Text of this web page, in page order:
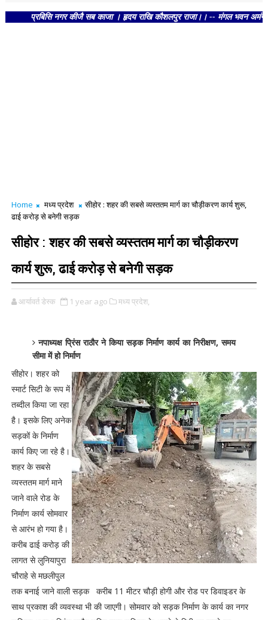
प्रबिसि नगर कीजै सब काजा । हृदय राखि कौशलपुर राजा।। -- मंगल भवन अमंगल
Home मध्य प्रदेश
सीहोर : शहर की सबसे व्यस्ततम मार्ग का चौड़ीकरण कार्य शुरू,
ढाई करोड़ से बनेगी सड़क
सीहोर : शहर की सबसे व्यस्ततम मार्ग का चौड़ीकरण
कार्य शुरू, ढाई करोड़ से बनेगी सड़क
आर्यावर्त डेस्क 1 year ago मध्य प्रदेश,
नपाध्यक्ष प्रिंस राठौर ने किया सड़क निर्माण कार्य का निरीक्षण, समय
सीमा में हो निर्माण
सीहोर। शहर को
स्मार्ट सिटी के रूप में
तब्दील किया जा रहा
है। इसके लिए अनेक
सड़कों के निर्माण
कार्य किए जा रहे है।
शहर के सबसे
व्यस्ततम मार्ग माने
जाने वाले रोड के
निर्माण कार्य सोमवार
से आरंभ हो गया है।
करीब ढाई करोड़ की
लागत से लुनियापुरा
चौराहे से मछलीपुल
तक बनाई जाने वाली सड़क करीब 11 मीटर चौड़ी होगी और रोड पर डिवाइडर के
साथ प्रकाश की व्यवस्था भी की जाएगी। सोमवार को सड़क निर्माण के कार्य का नगर